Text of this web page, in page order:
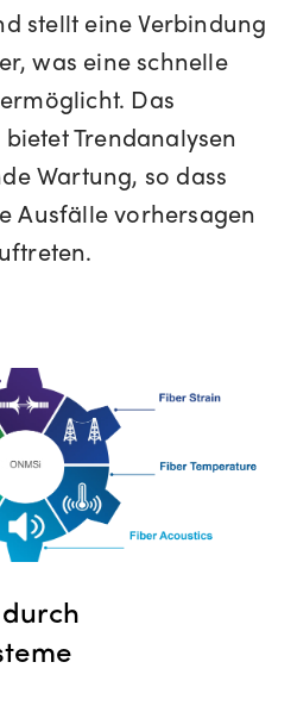
stellt eine Verbindung
was eine schnelle
Das
Trendanalysen
Wartung, so dass
Ausfälle vorhersagen